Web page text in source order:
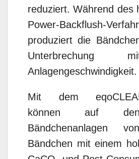
reduziert. Während des
Power-Backflush-
produziert die
Unterbrechung
Anlagengeschwindigkeit.
Mit dem
können auf
Bändchenanlagen
Bändchen mit einem